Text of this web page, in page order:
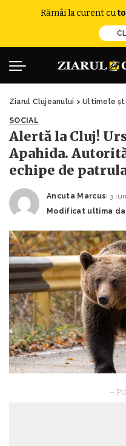
Rămâi la curent cu
Ziarul Clujeanului >Ultimele
SOCIAL
Alertă la Cluj!
Apahida.
echipe de
Posted
by
Ancuta Marcus 3
Modificat ultima
–